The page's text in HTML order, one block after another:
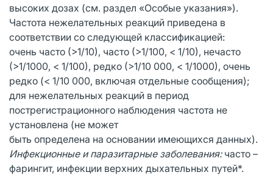
высоких дозах (см. раздел «Особые указания»).
Частота нежелательных реакций приведена в
соответствии со следующей классификацией:
очень часто (>1/10), часто (>1/100, < 1/10), нечасто
(>1/1000, < 1/100), редко (>1/10 000, < 1/1000), очень
редко (< 1/10 000, включая отдельные сообщения);
для нежелательных реакций в период
пострегистрационного наблюдения частота не
установлена (не может
быть определена на основании имеющихся данных).
Инфекционные и паразитарные заболевания:часто –
фарингит, инфекции верхних дыхательных путей*.